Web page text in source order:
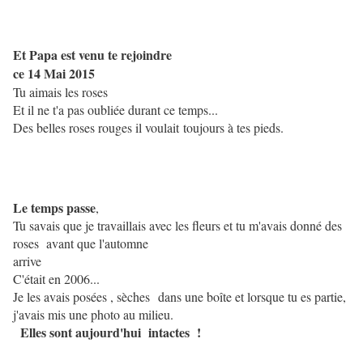
Et Papa est venu te rejoindre
ce 14 Mai 2015
Tu aimais les roses
Et il ne t'a pas oubliée durant ce temps...
Des belles roses rouges il voulait toujours à tes pieds.
Le temps passe,
Tu savais que je travaillais avec les fleurs et tu m'avais donné des
roses avant que l'automne
arrive
C'était en 2006...
Je les avais posées , sèches dans une boîte et lorsque tu es partie,
j'avais mis une photo au milieu.
Elles sont aujourd'hui intactes !